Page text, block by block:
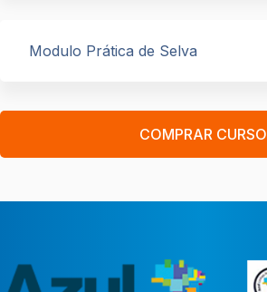
Modulo Prática de Selva
COMPRAR CURSO